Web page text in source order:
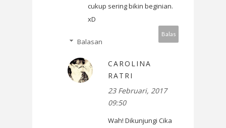
cukup sering bikin beginian.
xD
Balas
Balasan
CAROLINA
RATRI
23 Februari, 2017
09:50
Wah! Dikunjungi Cika